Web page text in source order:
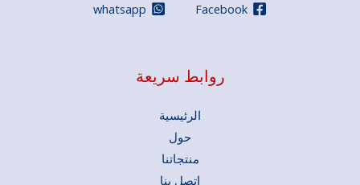
Facebook
whatsapp
روابط سريعة
الرئيسية
حول
منتجاتنا
اتصل بنا